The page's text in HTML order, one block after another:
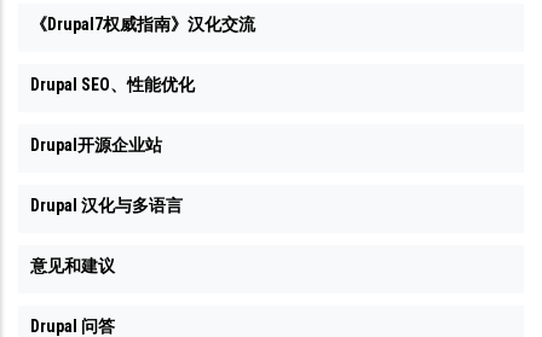
《Drupal7权威指南》汉化交流
Drupal SEO、性能优化
Drupal开源企业站
Drupal 汉化与多语言
意见和建议
Drupal 问答